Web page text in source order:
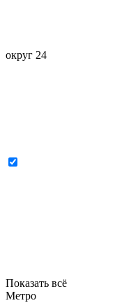
округ 24
Показать всё
Метро